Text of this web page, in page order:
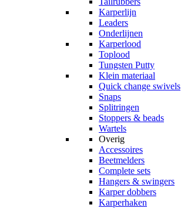
Karperlijn
Leaders
Onderlijnen
Karperlood
Toplood
Tungsten Putty
Klein materiaal
Quick change swivels
Snaps
Splitringen
Stoppers & beads
Wartels
Overig
Accessoires
Beetmelders
Complete sets
Hangers & swingers
Karper dobbers
Karperhaken